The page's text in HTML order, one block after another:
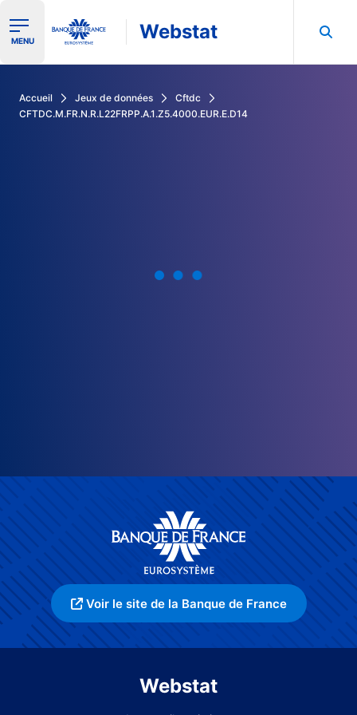
Ouvrir le menu de navigation
MENU Webstat
Accueil Jeux de données
Cftdc
CFTDC.M.FR.N.R.L22FRPP.A.1.Z5.4000.EUR.E.D14
Voir le site de la Banque de France
Webstat